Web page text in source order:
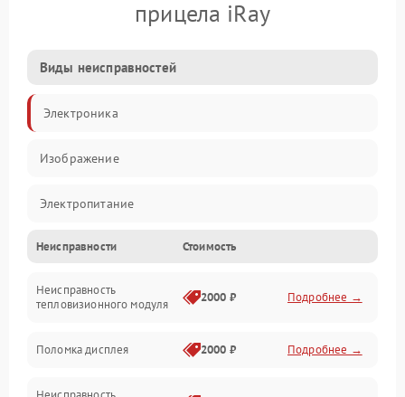
прицела iRay
Виды неисправностей
Электроника
Изображение
Электропитание
Измерения
Матрица
Неисправности Стоимость
Неисправность
тепловизионного модуля
2000 ₽ Подробнее →
Поломка дисплея 2000 ₽ Подробнее →